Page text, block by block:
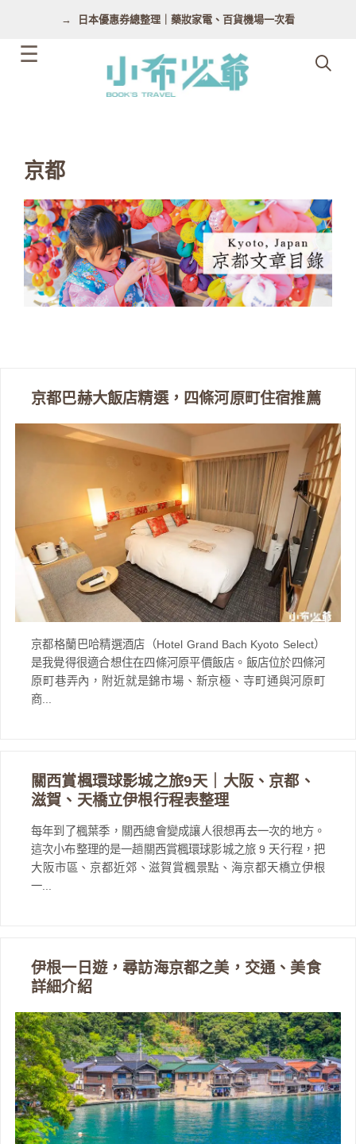
日本優惠券總整理｜藥妝家電、百貨機場一次看
京都
京都巴赫大飯店精選，四條河原町住宿推薦
京都格蘭巴哈精選酒店（Hotel Grand Bach Kyoto Select）
是我覺得很適合想住在四條河原平價飯店。飯店位於四條河
原町巷弄內，附近就是錦市場、新京極、寺町通與河原町
商...
關西賞楓環球影城之旅9天｜大阪、京都、
滋賀、天橋立伊根行程表整理
每年到了楓葉季，關西總會變成讓人很想再去一次的地方。
這次小布整理的是一趟關西賞楓環球影城之旅 9 天行程，把
大阪市區、京都近郊、滋賀賞楓景點、海京都天橋立伊根
一...
伊根一日遊，尋訪海京都之美，交通、美食
詳細介紹